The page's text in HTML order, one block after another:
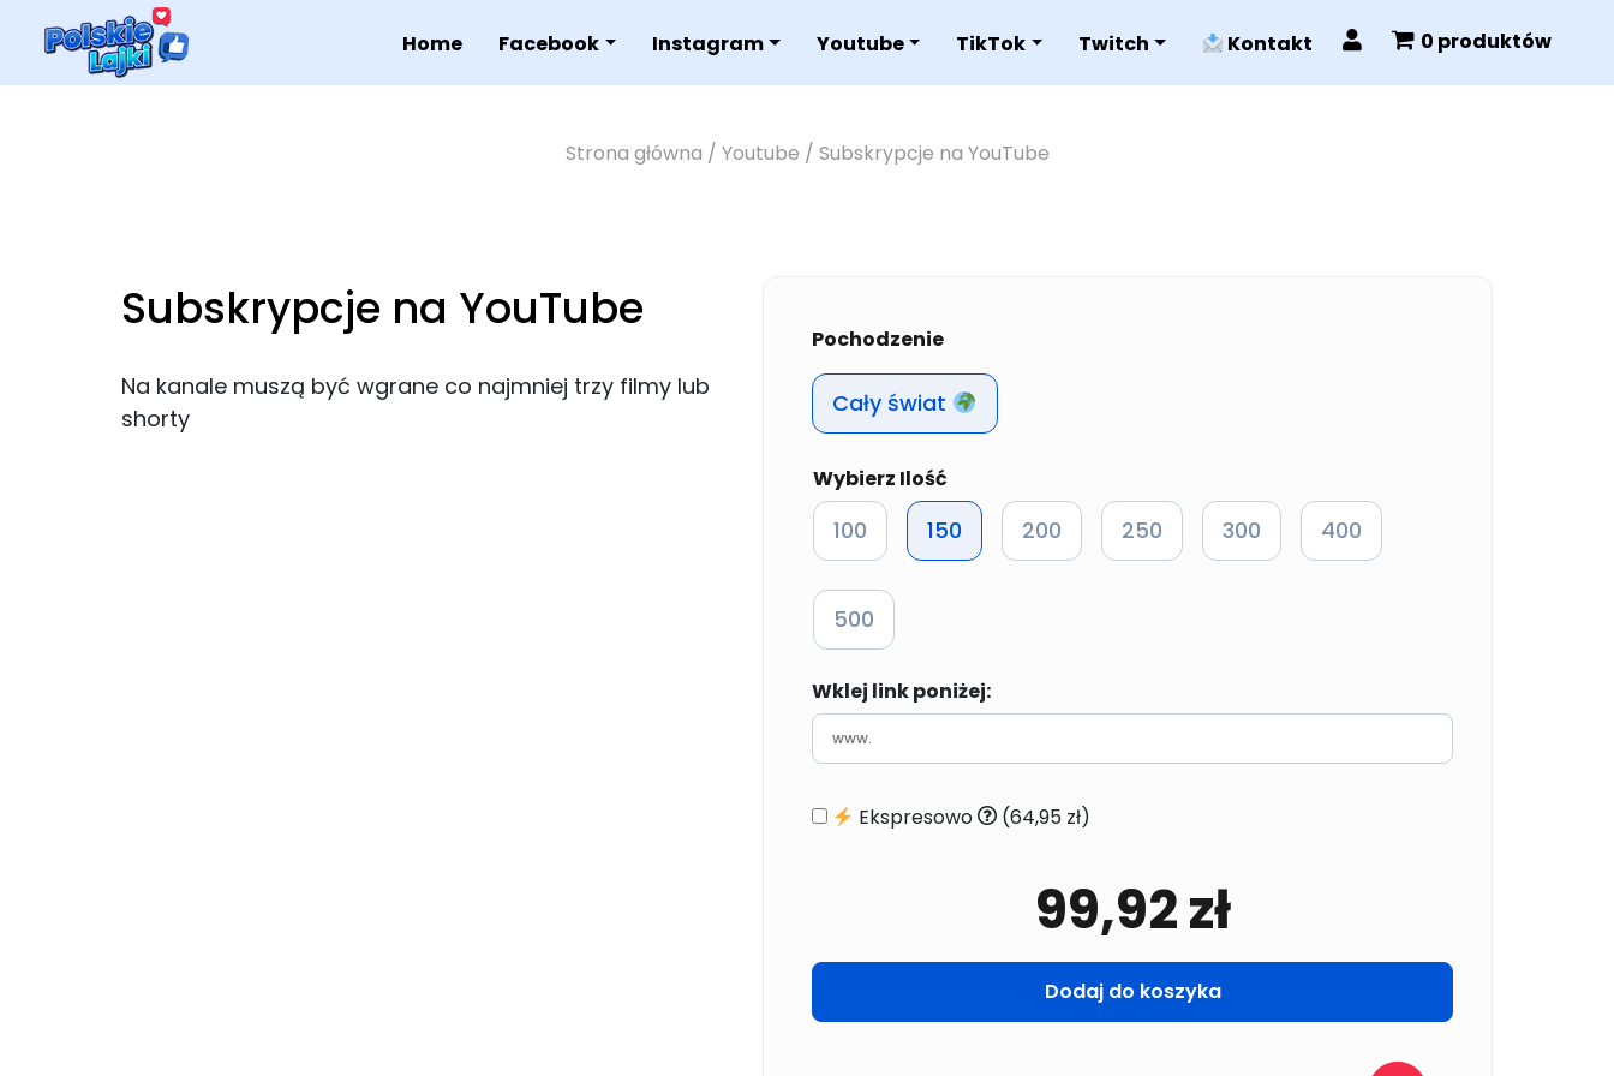
Home Facebook Instagram Youtube TikTok Twitch Kontakt 0 produktów
Strona główna / Youtube / Subskrypcje na YouTube
Subskrypcje na YouTube
Na kanale muszą być wgrane co najmniej trzy filmy lub
shorty
Pochodzenie
Cały świat
Ilość
100 150 200 250 300 400
500
Wklej link poniżej:
Ekspresowo (64,95 zł)
99,92zł
Dodaj do koszyka